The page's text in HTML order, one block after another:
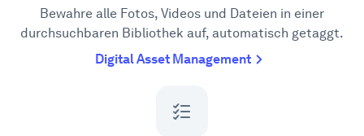
Bewahre alle Fotos, Videos und Dateien in einer
durchsuchbaren Bibliothek auf, automatisch getaggt.
Digital Asset Management